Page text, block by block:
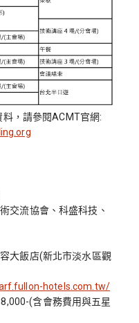
，請參閱ACMT官網:
交流協會、科盛科技、
大飯店(新北市淡水區觀
hotels.com.tw/
(含會務費用與五星